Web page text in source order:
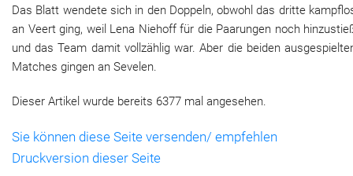
Das Blatt wendete sich in den Doppeln, obwohl das dritte
an Veert ging, weil Lena Niehoff für die Paarungen noch
und das Team damit vollzählig war. Aber die beiden
Matches gingen an Sevelen.
Dieser Artikel wurde bereits 6377 mal angesehen.
Sie können diese Seite versenden/ empfehlen
Druckversion dieser Seite